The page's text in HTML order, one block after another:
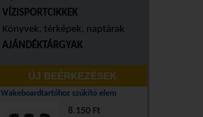
VÍZISPORTCIKKEK
Könyvek, térképek, naptárak
AJÁNDÉKTÁRGYAK
ÚJ BEÉRKEZÉSEK
Wakeboardtartóhoz szűkítő elem
8.150 Ft